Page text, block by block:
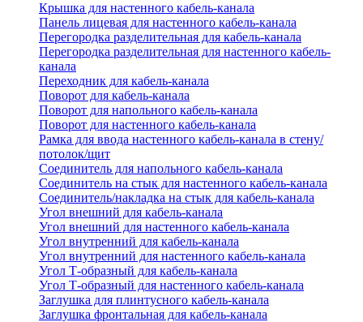
Крышка для настенного кабель-канала
Панель лицевая для настенного кабель-канала
Перегородка разделительная для кабель-канала
Перегородка разделительная для настенного кабель-
канала
Переходник для кабель-канала
Поворот для кабель-канала
Поворот для напольного кабель-канала
Поворот для настенного кабель-канала
Рамка для ввода настенного кабель-канала в стену/
потолок/щит
Соединитель для напольного кабель-канала
Соединитель на стык для настенного кабель-канала
Соединитель/накладка на стык для кабель-канала
Угол внешний для кабель-канала
Угол внешний для настенного кабель-канала
Угол внутренний для кабель-канала
Угол внутренний для настенного кабель-канала
Угол Т-образный для кабель-канала
Угол Т-образный для настенного кабель-канала
Заглушка для плинтусного кабель-канала
Заглушка фронтальная для кабель-канала